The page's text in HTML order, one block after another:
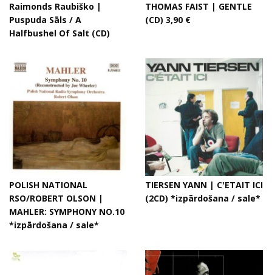
Raimonds Raubiško |
Puspuda Sāls / A
Halfbushel Of Salt (CD)
THOMAS FAIST | GENTLE
(CD) 3,90 €
POLISH NATIONAL
RSO/ROBERT OLSON |
MAHLER: SYMPHONY NO.10
*izpārdošana / sale*
TIERSEN YANN | C'ETAIT ICI
(2CD) *izpārdošana / sale*